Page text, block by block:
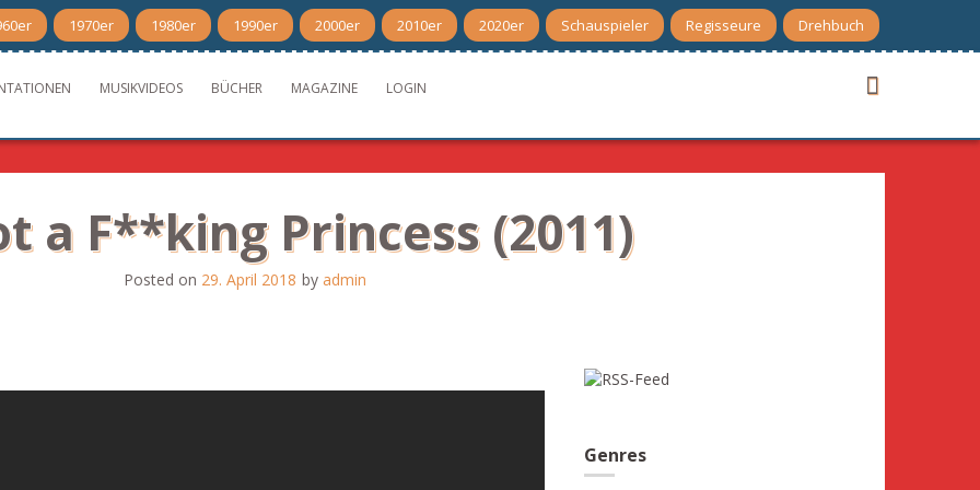
1970er 1980er 1990er 2000er 2010er 2020er Schauspieler Regisseure Drehbuch
MUSIKVIDEOS BÜCHER MAGAZINE LOGIN
a F**king Princess (2011)
Posted on 29. April 2018 by admin
Genres